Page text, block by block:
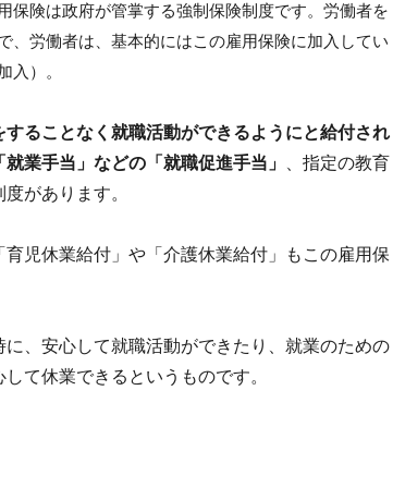
保険は政府が管掌する強制保険制度です。労働者を
、労働者は、基本的にはこの雇用保険に加入してい
入）。
ることなく就職活動ができるようにと給付され
就業手当」などの「就職促進手当」
、指定の教育
があります。
児休業給付」や「介護休業給付」もこの雇用保
、安心して就職活動ができたり、就業のための
て休業できるというものです。